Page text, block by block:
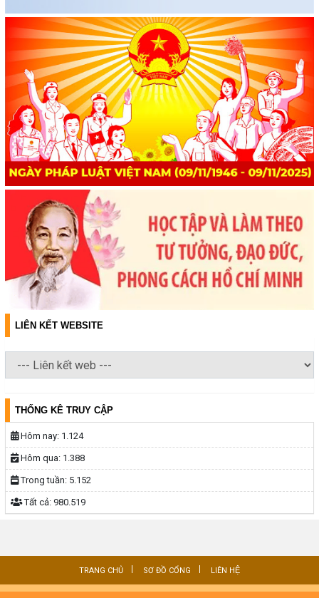
LIÊN KẾT WEBSITE
THỐNG KÊ TRUY CẬP
Hôm nay: 1.124
Hôm qua: 1.388
Trong tuần: 5.152
Tất cả: 980.519
TRANG CHỦ SƠ ĐỒ CỔNG LIÊN HỆ